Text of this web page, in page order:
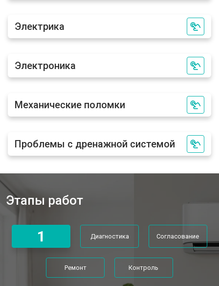
Электрика
Электроника
Механические поломки
Проблемы с дренажной системой
Этапы работ
1 Диагностика Согласование
Ремонт Контроль